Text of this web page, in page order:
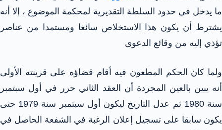
ما يدخل في حدود السلطة التقديرية لمحكمة الموضوع ، إلا أنه
يشترط أن يكون هذا الاستخلاص سائغا ومستمدا من عناصر
تؤذي إليه من وقائع الدعوى
ولما كان الحكم المطعون فيه أقام قضاؤه على قرينته الأولى
أنه يبين بالعين المجردة أن العقد الثاني حرر في أول سبتمبر
سنة 1980 ثم عدل التاريخ ليكون أول سبتمبر سنة 1979 حتى
يكون سابقا على تسجيل إعلان الرغبة في الشفعة الحاصل في